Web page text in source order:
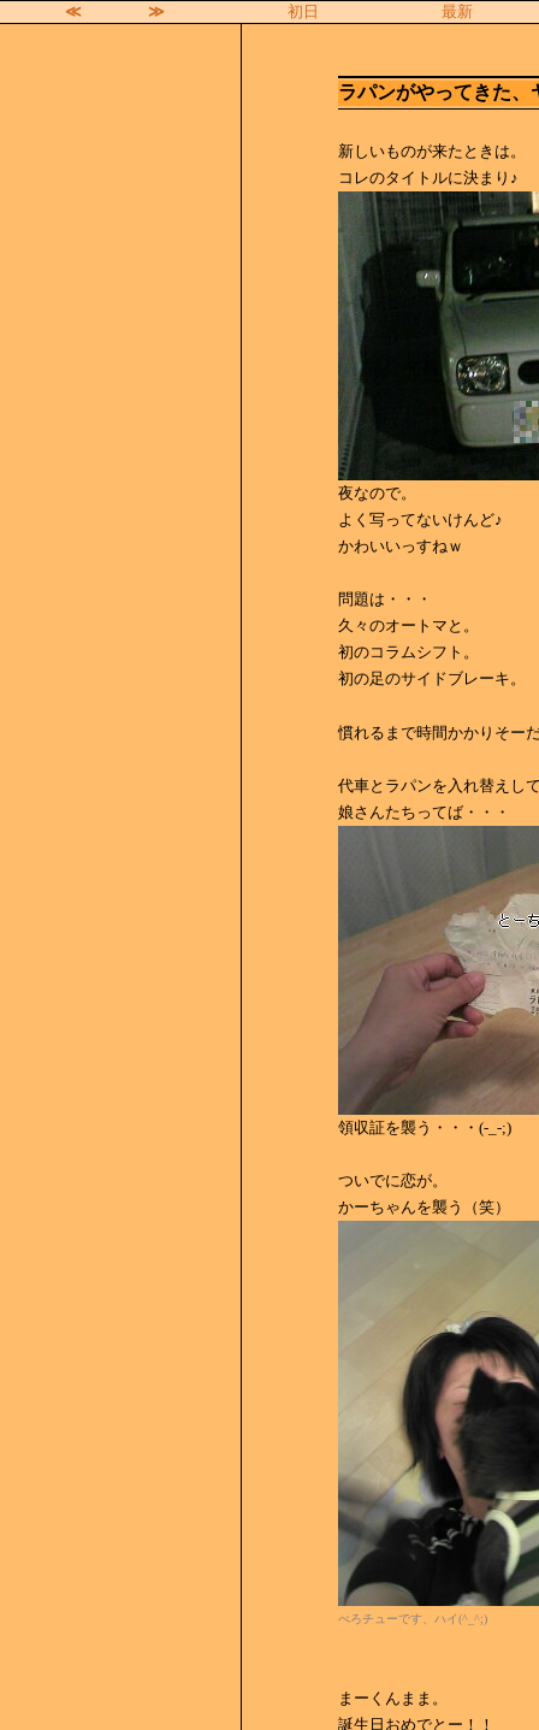
≪ ≫ 初日 最新
ラパンがやってきた、
新しいものが来たときは。
コレのタイトルに決まり♪
夜なので。
よく写ってないけんど♪
かわいいっすねｗ
問題は・・・
久々のオートマと。
初のコラムシフト。
初の足のサイドブレーキ
慣れるまで時間かかりそー
代車とラパンを入れ替えし
娘さんたちってば・・・
領収証を襲う・・・(-_-;)
ついでに恋が。
かーちゃんを襲う（笑）
べろチューです、ハイ(^_^;)
まーくんまま。
誕生日おめでとー！！